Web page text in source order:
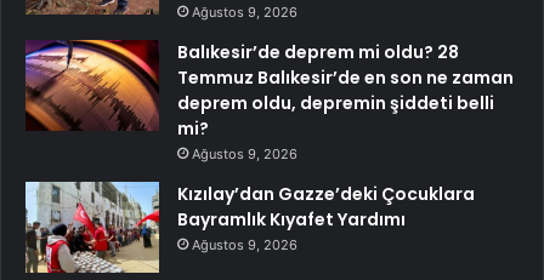
Ağustos 9, 2026
Balıkesir’de deprem mi oldu? 28
Temmuz Balıkesir’de en son ne zaman
deprem oldu, depremin şiddeti belli
mi?
Ağustos 9, 2026
Kızılay’dan Gazze’deki Çocuklara
Bayramlık Kıyafet Yardımı
Ağustos 9, 2026